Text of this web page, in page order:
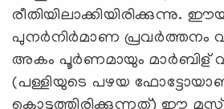
രീതിയിലാക്കിയിരിക്കുന്നു.
പുനര്‍നിര്‍മാണ പ്രവര്‍ത്തനം
അകം പൂര്‍ണമായും മാര്‍ബിള്
(പള്ളിയുടെ പഴയ